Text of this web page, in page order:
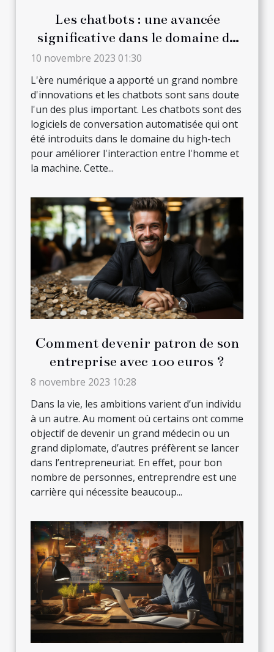
Les chatbots : une avancée
significative dans le domaine du
high-tech
10 novembre 2023 01:30
L'ère numérique a apporté un grand nombre
d'innovations et les chatbots sont sans doute
l'un des plus important. Les chatbots sont des
logiciels de conversation automatisée qui ont
été introduits dans le domaine du high-tech
pour améliorer l'interaction entre l'homme et
la machine. Cette...
Comment devenir patron de son
entreprise avec 100 euros ?
8 novembre 2023 10:28
Dans la vie, les ambitions varient d’un individu
à un autre. Au moment où certains ont comme
objectif de devenir un grand médecin ou un
grand diplomate, d’autres préfèrent se lancer
dans l’entrepreneuriat. En effet, pour bon
nombre de personnes, entreprendre est une
carrière qui nécessite beaucoup...